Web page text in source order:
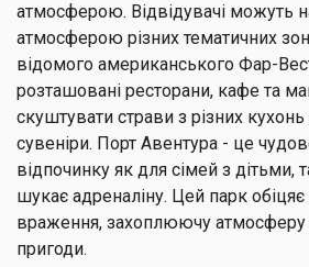
атмосферою. Відвідувачі можуть
атмосферою різних тематичних
відомого американського Фар-
розташовані ресторани, кафе та
скуштувати страви з різних кухонь
сувеніри. Порт Авентура - це
відпочинку як для сімей з дітьми,
шукає адреналіну. Цей парк обіцяє
враження, захоплюючу атмосферу
пригоди.